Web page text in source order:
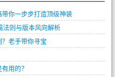
你一步步打造顶级神装
法则与版本风向解析
老手带你寻宝
用的？